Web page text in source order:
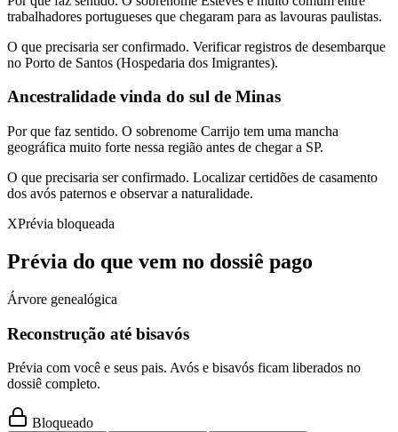
trabalhadores portugueses que chegaram para as lavouras paulistas.
O que precisaria ser confirmado. Verificar registros de desembarque
no Porto de Santos (Hospedaria dos Imigrantes).
Ancestralidade vinda do sul de Minas
Por que faz sentido. O sobrenome Carrijo tem uma mancha
geográfica muito forte nessa região antes de chegar a SP.
O que precisaria ser confirmado. Localizar certidões de casamento
dos avós paternos e observar a naturalidade.
XPrévia bloqueada
Prévia do que vem no dossiê pago
Árvore genealógica
Reconstrução até bisavós
Prévia com você e seus pais. Avós e bisavós ficam liberados no
dossiê completo.
Bloqueado